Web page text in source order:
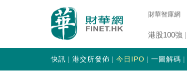
財華智庫網
港股100強
快訊 港交所發佈 今日IPO 一圖解碼